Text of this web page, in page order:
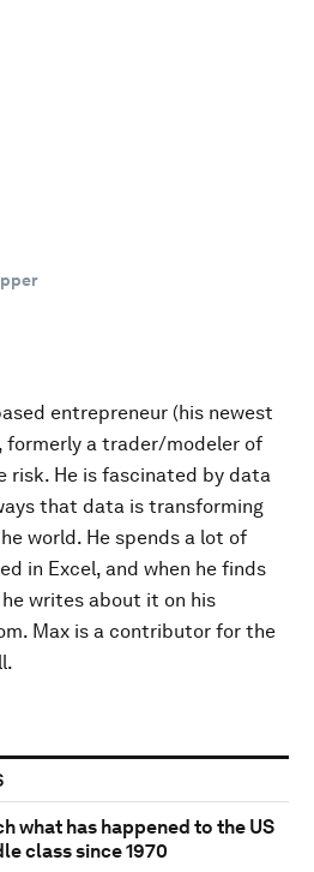
entrepreneur (his newest
formerly a trader/modeler of
risk. He is fascinated by data
that data is transforming
world. He spends a lot of
in Excel, and when he finds
writes about it on his
Max is a contributor for the
what has happened to the US
class since 1970